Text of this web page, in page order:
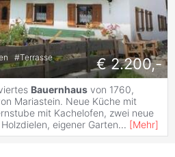
#Terrasse
€ 2.200,-
Bauernhaus von 1760,
Mariastein. Neue Küche mit
mit Kachelofen, zwei neue
eigener Garten... [Mehr]